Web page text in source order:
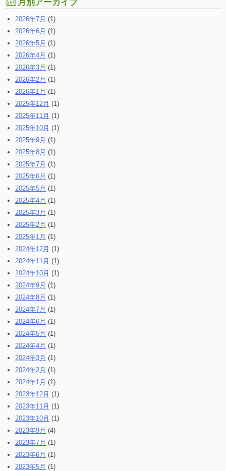
月別アーカイブ
2026年7月 (1)
2026年6月 (1)
2026年5月 (1)
2026年4月 (1)
2026年3月 (1)
2026年2月 (1)
2026年1月 (1)
2025年12月 (1)
2025年11月 (1)
2025年10月 (1)
2025年9月 (1)
2025年8月 (1)
2025年7月 (1)
2025年6月 (1)
2025年5月 (1)
2025年4月 (1)
2025年3月 (1)
2025年2月 (1)
2025年1月 (1)
2024年12月 (1)
2024年11月 (1)
2024年10月 (1)
2024年9月 (1)
2024年8月 (1)
2024年7月 (1)
2024年6月 (1)
2024年5月 (1)
2024年4月 (1)
2024年3月 (1)
2024年2月 (1)
2024年1月 (1)
2023年12月 (1)
2023年11月 (1)
2023年10月 (1)
2023年9月 (4)
2023年7月 (1)
2023年6月 (1)
2023年5月 (1)